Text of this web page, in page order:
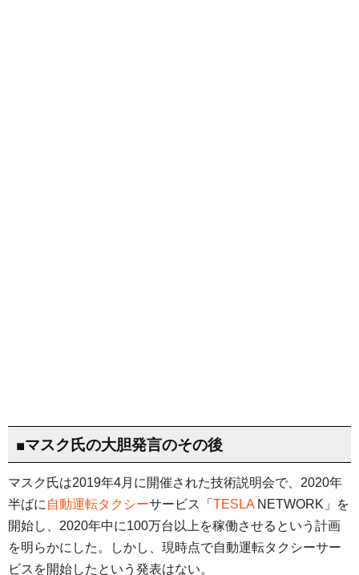
■マスク氏の大胆発言のその後
マスク氏は2019年4月に開催された技術説明会で、2020年
半ばに 自動運転タクシーサービス「 TESLANETWORK」を
開始し、2020年中に100万台以上を稼働させるという計画
を明らかにした。しかし、現時点で自動運転タクシーサー
ビスを開始したという発表はない。